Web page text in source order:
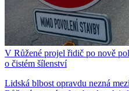
V Růžené projel řidič po nově
o čistém šílenství
Lidská blbost opravdu nezná